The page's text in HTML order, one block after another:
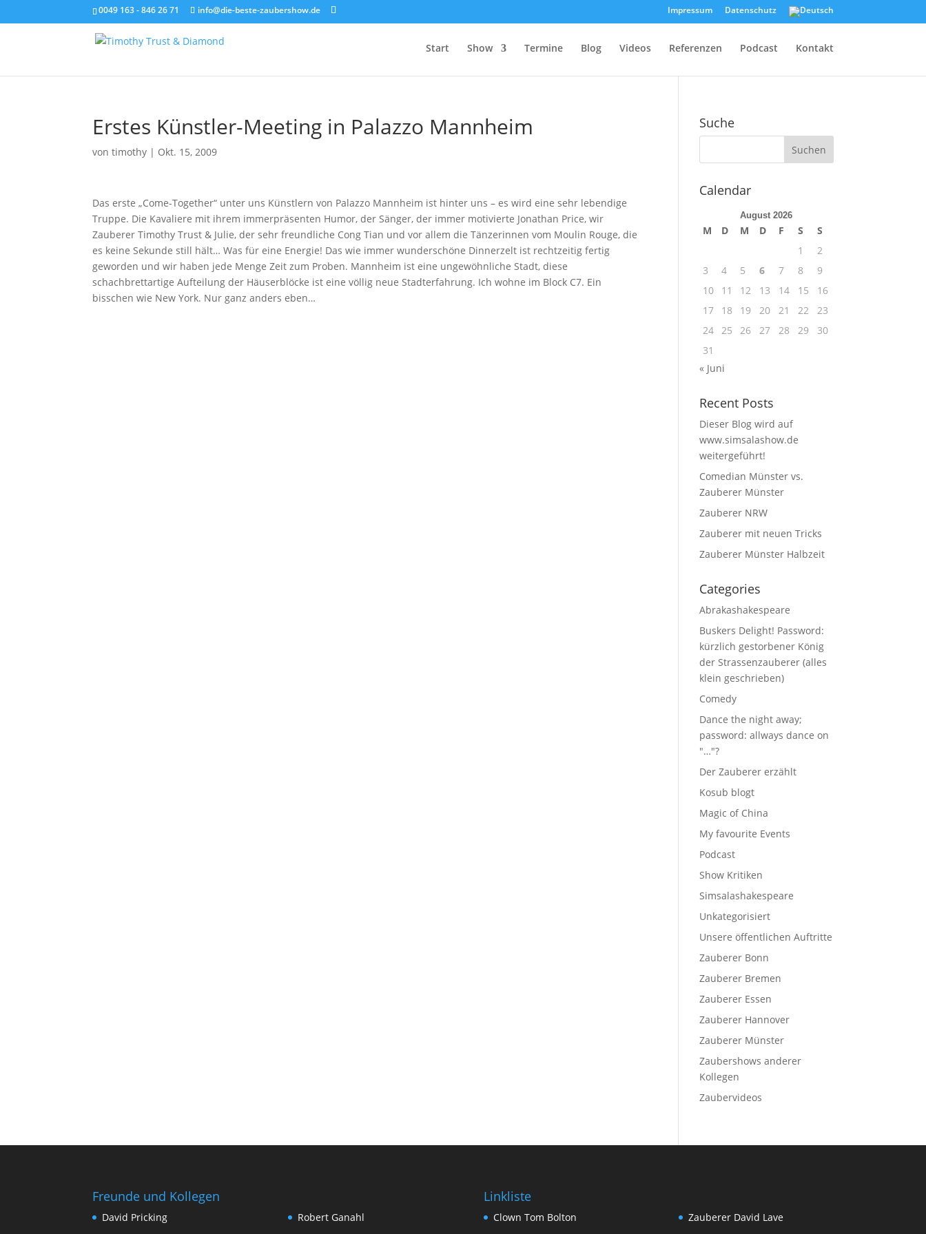
0049 163 - 846 26 71 info@die-beste-zaubershow.de Impressum Datenschutz
Start Show Termine Blog Videos Referenzen Podcast Kontakt
Erstes Künstler-Meeting in Palazzo Mannheim
vontimothy | Okt. 15, 2009
Das erste „Come-Together“ unter uns Künstlern von Palazzo Mannheim ist hinter uns – es wird eine sehr lebendige
Truppe. Die Kavaliere mit ihrem immerpräsenten Humor, der Sänger, der immer motivierte Jonathan Price, wir
Zauberer Timothy Trust & Julie, der sehr freundliche Cong Tian und vor allem die Tänzerinnen vom Moulin Rouge, die
es keine Sekunde still hält… Was für eine Energie! Das wie immer wunderschöne Dinnerzelt ist rechtzeitig fertig
geworden und wir haben jede Menge Zeit zum Proben. Mannheim ist eine ungewöhnliche Stadt, diese
schachbrettartige Aufteilung der Häuserblöcke ist eine völlig neue Stadterfahrung. Ich wohne im Block C7. Ein
bisschen wie New York. Nur ganz anders eben…
Suche
Calendar
August 2026
M D M D F S
S
1
2
3
4 5 6 7 8
9
10
11 12 13 14 15
16
17
18 19 20 21 22
23
24 25 26 27 28 29
30
31
« Juni
Recent Posts
Dieser Blog wird auf
www.simsalashow.de
weitergeführt!
Comedian Münster vs.
Zauberer Münster
Zauberer NRW
Zauberer mit neuen Tricks
Zauberer Münster Halbzeit
Categories
Abrakashakespeare
Buskers Delight! Password:
kürzlich gestorbener König
der Strassenzauberer (alles
klein geschrieben)
Comedy
Dance the night away;
password: allways dance on
"…"?
Der Zauberer erzählt
Kosub blogt
Magic of China
My favourite Events
Podcast
Show Kritiken
Simsalashakespeare
Unkategorisiert
Unsere öffentlichen Auftritte
Zauberer Bonn
Zauberer Bremen
Zauberer Essen
Zauberer Hannover
Zauberer Münster
Zaubershows anderer
Kollegen
Zaubervideos
Freunde und Kollegen
David Pricking
Robert Ganahl
Linkliste
Clown Tom Bolton
Zauberer David Lave